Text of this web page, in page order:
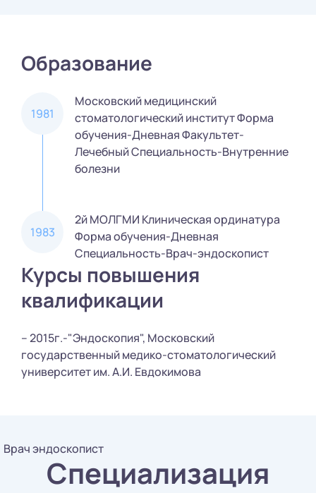
Образование
1981
Московский медицинский
стоматологический институт Форма
обучения-Дневная Факультет-
Лечебный Специальность-Внутренние
болезни
1983
2й МОЛГМИ Клиническая ординатура
Форма обучения-Дневная
Специальность-Врач-эндоскопист
Курсы повышения
квалификации
– 2015г.-"Эндоскопия", Московский
государственный медико-стоматологический
университет им. А.И. Евдокимова
Врач эндоскопист
Специализация